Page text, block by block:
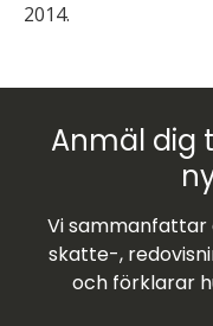
2014.
Anmäl dig
Vi sammanfattar
skatte-,
och förklarar